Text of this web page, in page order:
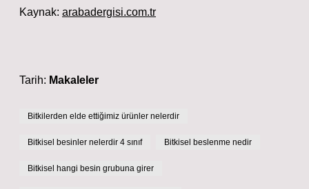
Kaynak: arabadergisi.com.tr
Tarih: Makaleler
Bitkilerden elde ettiğimiz ürünler nelerdir
Bitkisel besinler nelerdir 4 sınıf Bitkisel beslenme nedir
Bitkisel hangi besin grubuna girer